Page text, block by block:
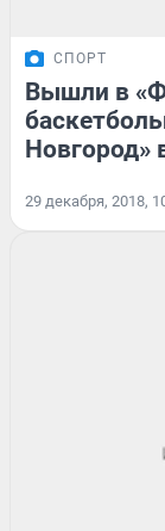
СПОРТ
Вышли в
Новгород»
29 декабря, 2018,